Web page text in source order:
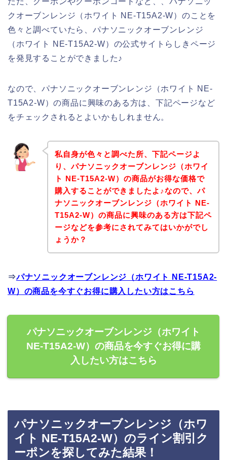
クオーブンレンジ（ホワイト NE-T15A2-W）のことを
色々と調べていたら、パナソニックオーブンレンジ
（ホワイト NE-T15A2-W）の公式サイトらしきページ
を発見することができました♪
なので、パナソニックオーブンレンジ（ホワイト NE-
T15A2-W）の商品に興味のある方は、下記ページなど
をチェックされるとよいかもしれません。
私自身が色々と調べた所、下記ページよ
り、パナソニックオーブンレンジ（ホワイ
ト NE-T15A2-W）の商品がお得な価格で
購入することができましたよ♪なので、パ
ナソニックオーブンレンジ（ホワイト NE-
T15A2-W）の商品に興味のある方は下記ペ
ージなどを参考にされてみてはいかがでし
ょうか？
⇒パナソニックオーブンレンジ（ホワイト NE-T15A2-
W）の商品を今すぐお得に購入したい方はこちら
パナソニックオーブンレンジ（ホワイト
NE-T15A2-W）の商品を今すぐお得に購
入したい方はこちら
パナソニックオーブンレンジ（ホワ
イト NE-T15A2-W）のライン割引ク
ーポンを探してみた結果！